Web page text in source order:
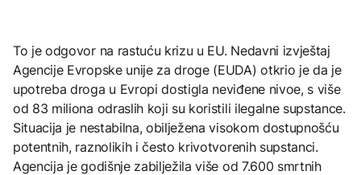
To je odgovor na rastuću krizu u EU. Nedavni izvještaj
Agencije Evropske unije za droge (EUDA) otkrio je da je
upotreba droga u Evropi dostigla neviđene nivoe, s više
od 83 miliona odraslih koji su koristili ilegalne supstance.
Situacija je nestabilna, obilježena visokom dostupnošću
potentnih, raznolikih i često krivotvorenih supstanci.
Agencija je godišnje zabilježila više od 7.600 smrtnih